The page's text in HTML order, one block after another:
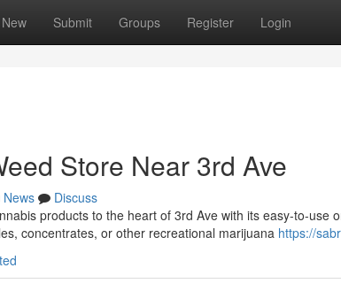
New Submit Groups Register Login
Store Near 3rd Ave
News
Discuss
products to the heart of 3rd Ave with its easy-to-use
concentrates, or other recreational marijuana https://